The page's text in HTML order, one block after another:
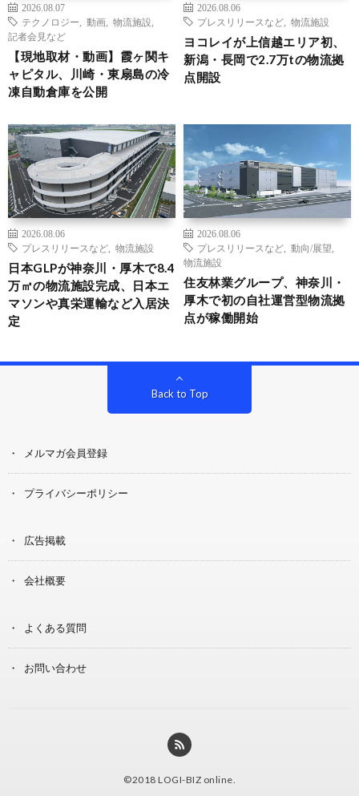
2026.08.07
テクノロジー
動画 物流施設
記者会見など
【現地取材・動画】霞ヶ関キ
ャピタル、川崎・東扇島の冷
凍自動倉庫を公開
2026.08.06
プレスリリースなど
物流施設
ヨコレイが上信越エリア初、
新潟・長岡で2.7万tの物流拠
点開設
2026.08.06
プレスリリースなど
物流施設
日本GLPが神奈川・厚木で8.4
万㎡の物流施設完成、日本エ
マソンや真栄運輸など入居決
定
2026.08.06
プレスリリースなど
動向/展望
物流施設
住友林業グループ、神奈川・
厚木で初の自社運営型物流拠
点が稼働開始
Back to Top
メルマガ会員登録
プライバシーポリシー
広告掲載
会社概要
よくある質問
お問い合わせ
©2018 LOGI-BIZ online.